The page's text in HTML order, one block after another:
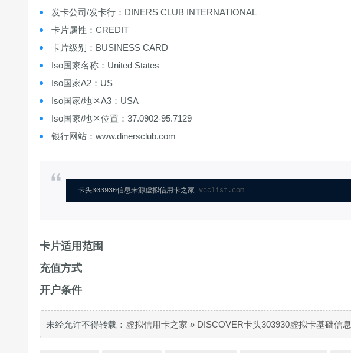
发卡公司/发卡行：DINERS CLUB INTERNATIONAL
卡片属性：CREDIT
卡片级别：BUSINESS CARD
Iso国家名称：United States
Iso国家A2：US
Iso国家/地区A3：USA
Iso国家/地区位置：37.0902-95.7129
银行网站：www.dinersclub.com
卡头303930信息来源虚拟信用卡之家 vcclist.com
卡片适用范围
充值方式
开户条件
未经允许不得转载： 虚拟信用卡之家 » DISCOVER卡头303930虚拟卡基础信息